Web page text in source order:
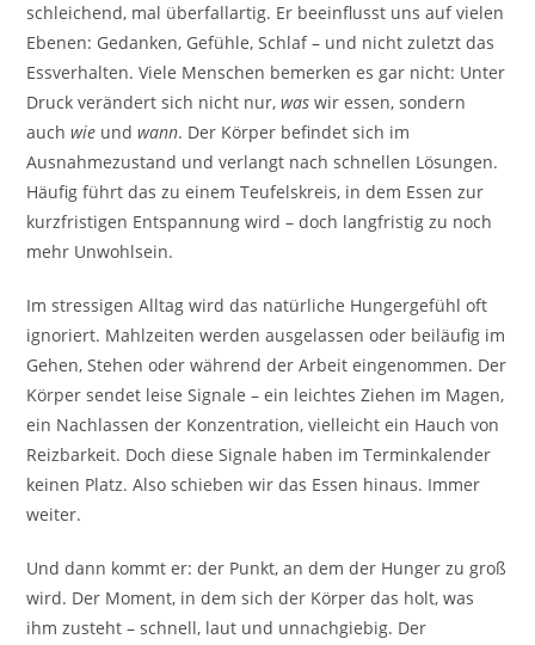
schleichend, mal überfallartig. Er beeinflusst uns auf vielen
Ebenen: Gedanken, Gefühle, Schlaf – und nicht zuletzt das
Essverhalten. Viele Menschen bemerken es gar nicht: Unter
Druck verändert sich nicht nur,was wir essen, sondern
auchwie undwann. Der Körper befindet sich im
Ausnahmezustand und verlangt nach schnellen Lösungen.
Häufig führt das zu einem Teufelskreis, in dem Essen zur
kurzfristigen Entspannung wird – doch langfristig zu noch
mehr Unwohlsein.
Im stressigen Alltag wird das natürliche Hungergefühl oft
ignoriert. Mahlzeiten werden ausgelassen oder beiläufig im
Gehen, Stehen oder während der Arbeit eingenommen. Der
Körper sendet leise Signale – ein leichtes Ziehen im Magen,
ein Nachlassen der Konzentration, vielleicht ein Hauch von
Reizbarkeit. Doch diese Signale haben im Terminkalender
keinen Platz. Also schieben wir das Essen hinaus. Immer
weiter.
Und dann kommt er: der Punkt, an dem der Hunger zu groß
wird. Der Moment, in dem sich der Körper das holt, was
ihm zusteht – schnell, laut und unnachgiebig. Der